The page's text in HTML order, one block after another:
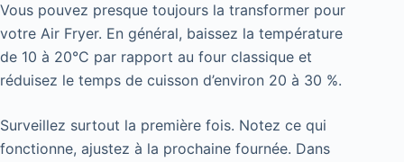
Vous pouvez presque toujours la transformer pour
votre Air Fryer. En général, baissez la température
de 10 à 20°C par rapport au four classique et
réduisez le temps de cuisson d’environ 20 à 30 %.
Surveillez surtout la première fois. Notez ce qui
fonctionne, ajustez à la prochaine fournée. Dans